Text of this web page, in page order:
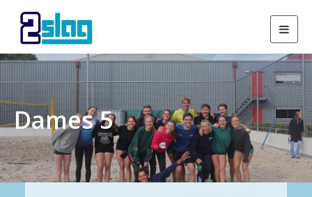
Dames 5